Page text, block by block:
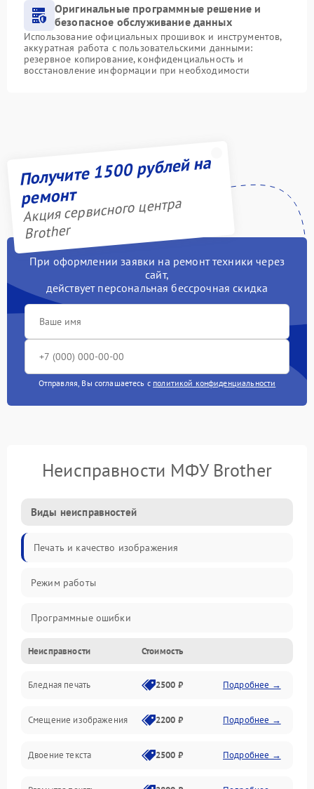
Оригинальные программные решение и
безопасное обслуживание данных
Использование официальных прошивок и инструментов,
аккуратная работа с пользовательскими данными:
резервное копирование, конфиденциальность и
восстановление информации при необходимости
Получите 1500 рублей на
ремонт
Акция сервисного центра
Brother
При оформлении заявки на ремонт техники через
сайт,
действует персональная бессрочная скидка
Отправляя, Вы соглашаетесь с политикой конфиденциальности
Неисправности МФУ Brother
Виды неисправностей
Печать и качество изображения
Режим работы
Программные ошибки
Картриджи и расходники
Сканер и копирование
Механика и узлы
Программные сбои
Неисправности Стоимость
Бледная печать 2500 ₽ Подробнее →
Смещение изображения 2200 ₽ Подробнее →
Двоение текста 2500 ₽ Подробнее →